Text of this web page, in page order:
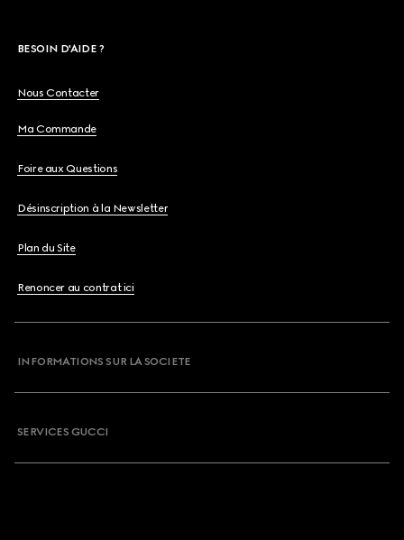
BESOIN D'AIDE ?
Nous Contacter
Ma Commande
Foire aux Questions
Désinscription à la Newsletter
Plan du Site
Renoncer au contrat ici
INFORMATIONS SUR LA SOCIETE
SERVICES GUCCI